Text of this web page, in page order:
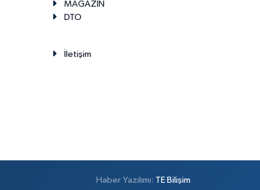
MAGAZİN
DTO
İletişim
Haber Yazılımı: TE Bilişim